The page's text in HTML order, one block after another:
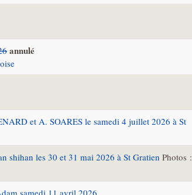
annulé
et A. SOARES le samedi 4 juillet 2026 à St
shihan les 30 et 31 mai 2026 à St Gratien Photos :
samedi 11 avril 2026